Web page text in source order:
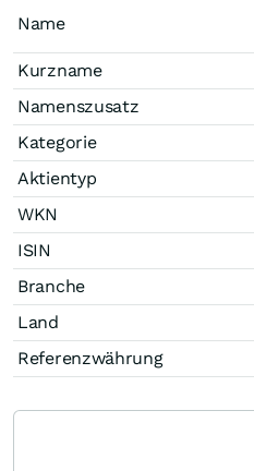
Name
Kurzname
Namenszusatz
Kategorie
Aktientyp
WKN
ISIN
Branche
Land
Referenzwährung